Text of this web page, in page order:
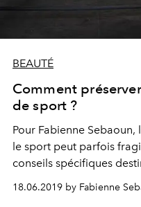
BEAUTÉ
Comment
de sport ?
Pour Fabienne
le sport peut parfois
conseils spécifiques
garder leur glow.
18.06.2019 by Fabienne